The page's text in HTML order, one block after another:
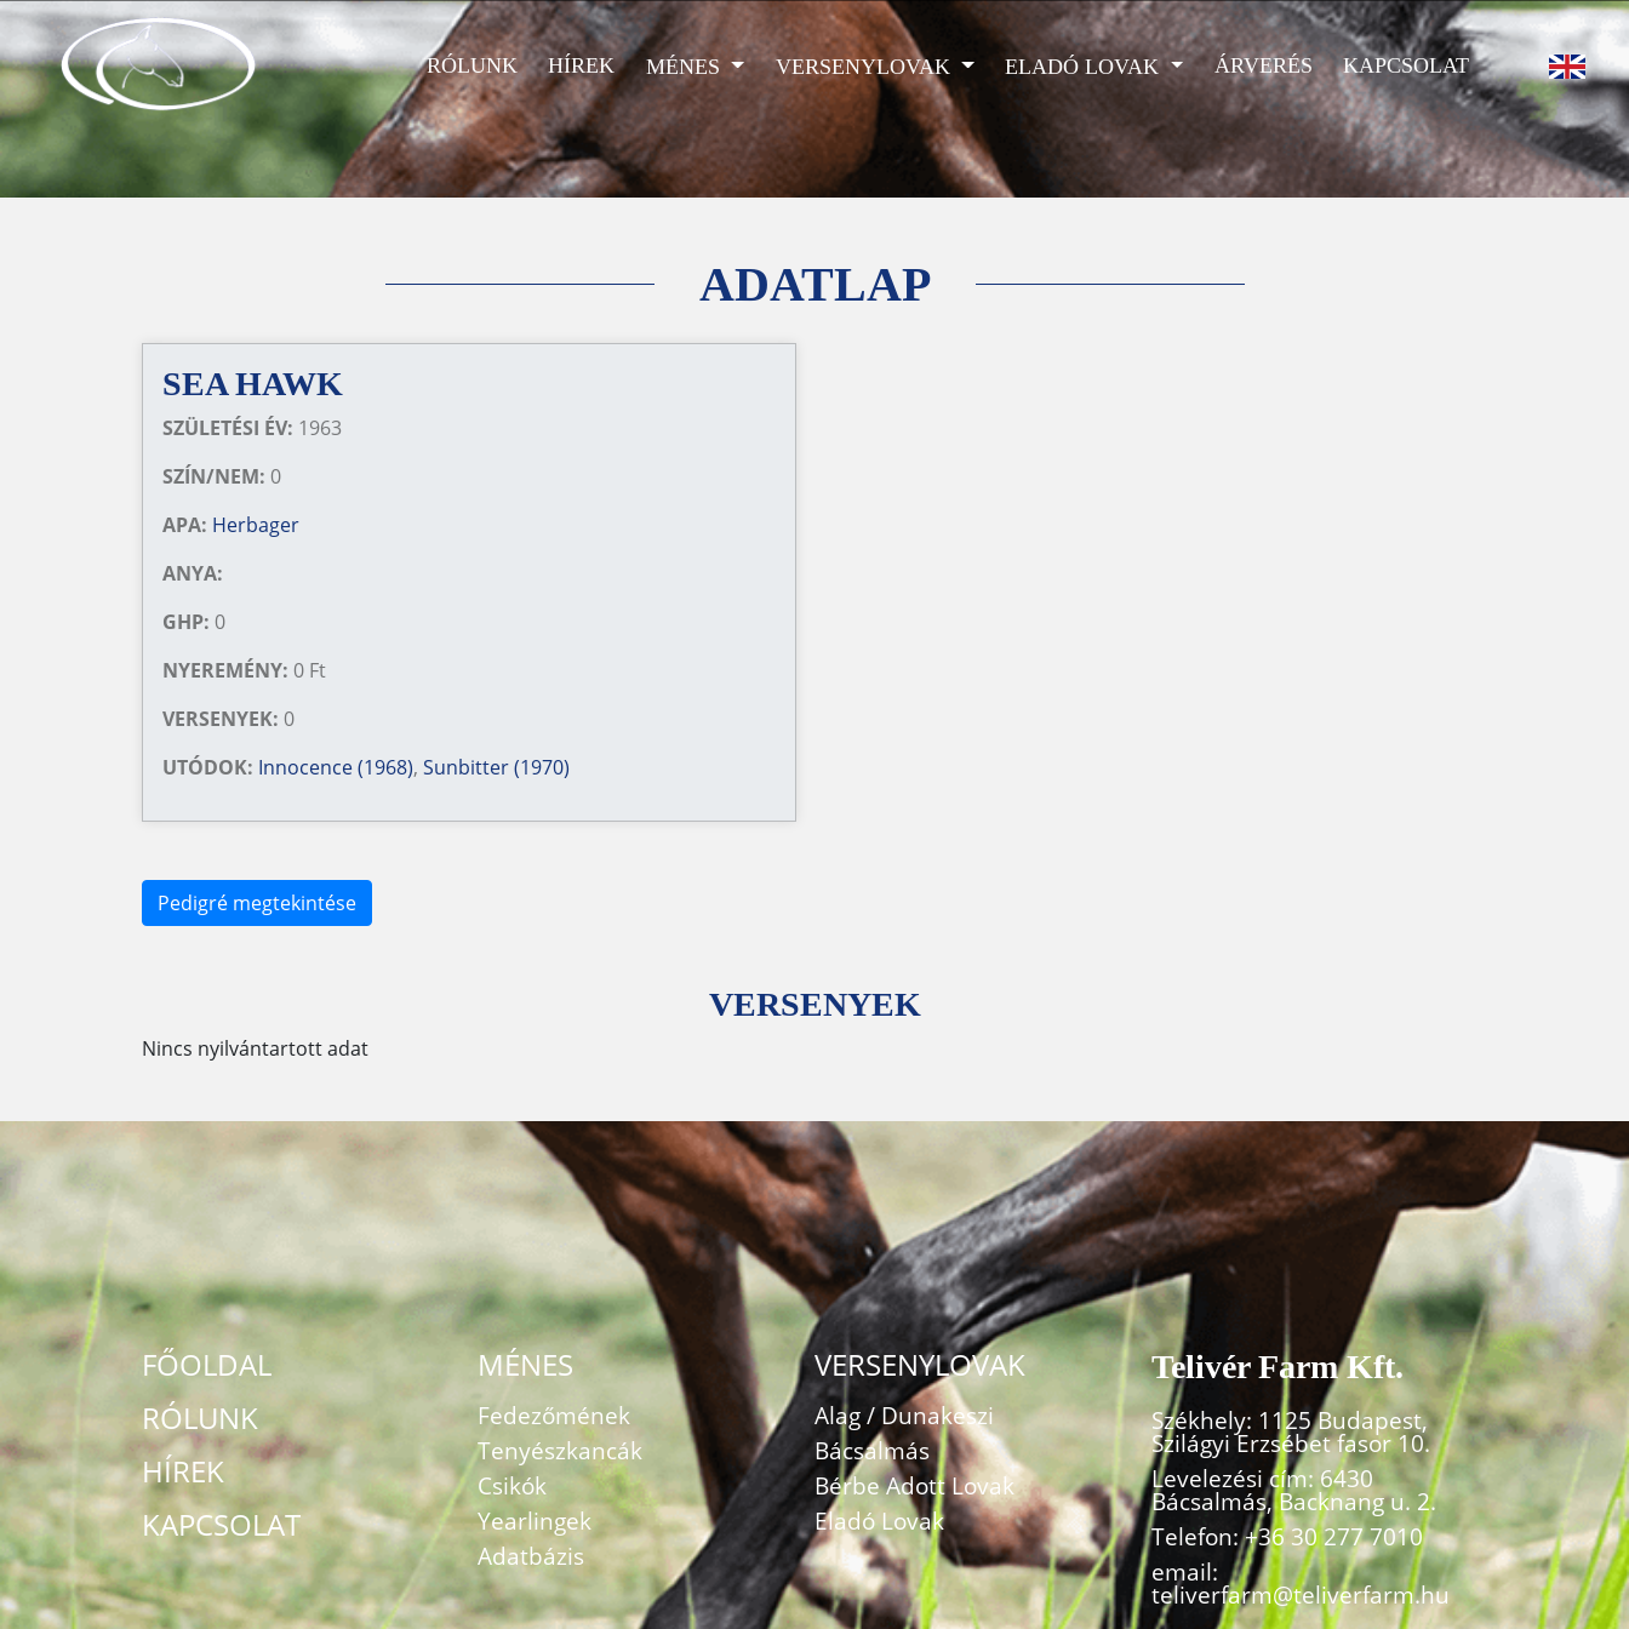
RÓLUNK HÍREK MÉNES VERSENYLOVAK ELADÓ LOVAK ÁRVERÉS KAPCSOLAT
ADATLAP
SEA HAWK
SZÜLETÉSI ÉV: 1963
SZÍN/NEM: 0
APA: Herbager
ANYA:
GHP: 0
NYEREMÉNY: 0 Ft
VERSENYEK: 0
UTÓDOK: Innocence (1968), Sunbitter (1970)
Pedigré megtekintése
VERSENYEK
Nincs nyilvántartott adat
FŐOLDAL
RÓLUNK
HÍREK
KAPCSOLAT
MÉNES
Fedezőmének
Tenyészkancák
Csikók
Yearlingek
Adatbázis
VERSENYLOVAK
Alag / Dunakeszi
Bácsalmás
Bérbe Adott Lovak
Eladó Lovak
Telivér Farm Kft.
Székhely: 1125 Budapest,
Szilágyi Erzsébet fasor 10.
Levelezési cím: 6430
Bácsalmás, Backnang u. 2.
Telefon:+36 30 277 7010
email:
teliverfarm@teliverfarm.hu